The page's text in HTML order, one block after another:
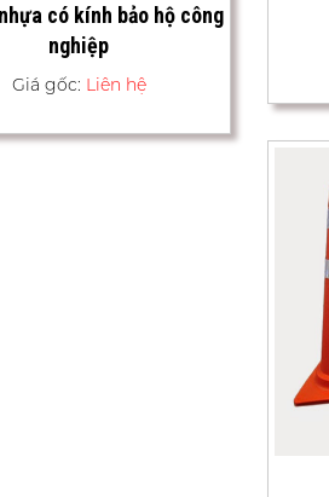
có kính bảo hộ công
nghiệp
Giá gốc: Liên hệ